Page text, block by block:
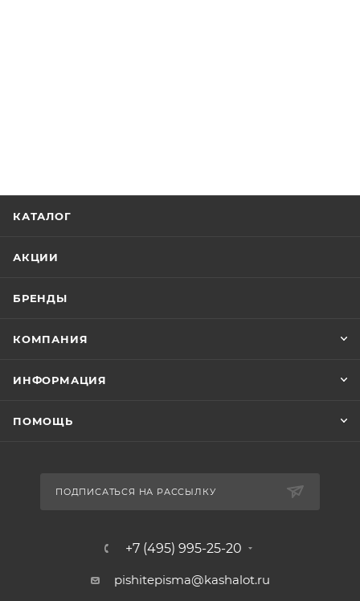
КАТАЛОГ
АКЦИИ
БРЕНДЫ
КОМПАНИЯ
ИНФОРМАЦИЯ
ПОМОЩЬ
ПОДПИСАТЬСЯ НА РАССЫЛКУ
+7 (495) 995-25-20​
pishitepisma@kashalot.ru